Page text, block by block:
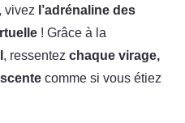
, vivez l’adrénaline des
! Grâce à la
, ressentez chaque virage,
comme si vous étiez